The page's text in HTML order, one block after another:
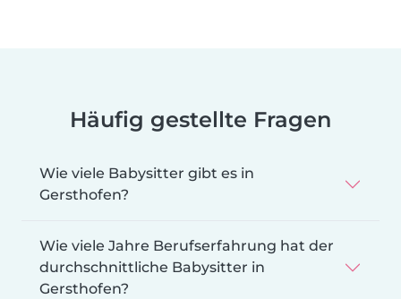
Häufig gestellte Fragen
Wie viele Babysitter gibt es in
Gersthofen?
Wie viele Jahre Berufserfahrung hat der
durchschnittliche Babysitter in
Gersthofen?